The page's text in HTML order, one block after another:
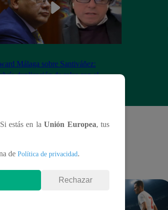
Málaga sobre Santiváñez:
duplicación de roles con el
estás en laUnión Europea, tus
de Política de privacidad.
Rechazar